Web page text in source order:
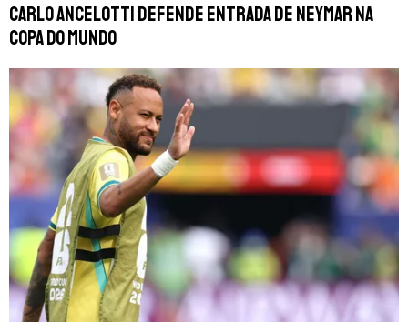
Carlo Ancelotti defende entrada de Neymar na
Copa do Mundo